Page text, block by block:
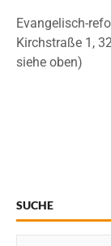
Evangelisch-
Kirchstraße 1,
siehe oben)
SUCHE